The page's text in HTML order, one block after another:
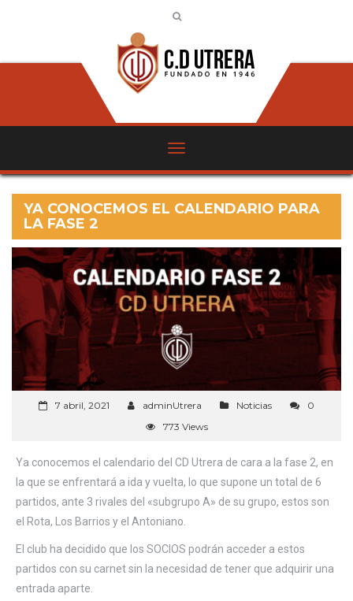
YA CONOCEMOS EL CALENDARIO PARA
LA FASE 2
7 abril, 2021 adminUtrera Noticias
0
773 Views
Ya conocemos el calendario del CD Utrera de cara a la fase 2, en
la que se enfrentará a ida y vuelta, lo que supone un total de 6
partidos, ante 3 rivales del «subgrupo A» de su grupo, estos son
el Rota, Los Barrios y el Antoniano.
El club ha decidido que los SOCIOS podrán acceder a estos
partidos con su carnet sin la necesidad de tener que adquirir una
entrada aparte.